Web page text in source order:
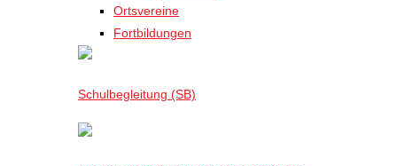
Ortsvereine
Fortbildungen
Schulbegleitung (SB)